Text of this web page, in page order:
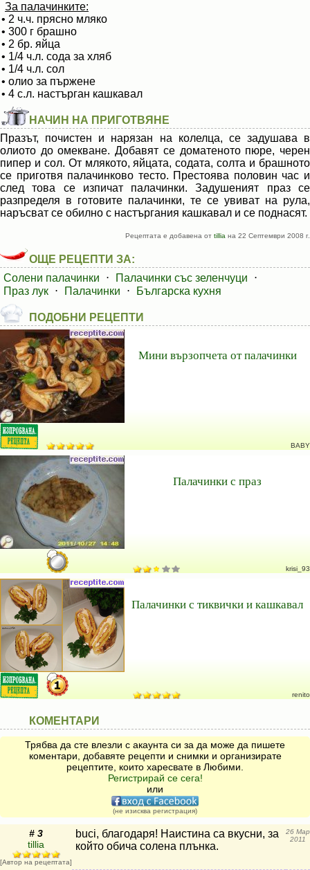
За палачинките:
• 2 ч.ч. прясно мляко
• 300 г брашно
• 2 бр. яйца
• 1/4 ч.л. сода за хляб
• 1/4 ч.л. сол
• олио за пържене
• 4 с.л. настърган кашкавал
НАЧИН НА ПРИГОТВЯНЕ
Празът, почистен и нарязан на колелца, се задушава в
олиото до омекване. Добавят се доматеното пюре, черен
пипер и сол. От млякото, яйцата, содата, солта и брашното
се приготвя палачинково тесто. Престоява половин час и
след това се изпичат палачинки. Задушеният праз се
разпределя в готовите палачинки, те се увиват на рула,
наръсват се обилно с настъргания кашкавал и се поднасят.
Рецептата е добавена от tillia на 22 Септември 2008 г.
ОЩЕ РЕЦЕПТИ ЗА:
Солени палачинки
⋅ Палачинки със зеленчуци
⋅
Праз лук ⋅ Палачинки ⋅ Българска кухня
ПОДОБНИ РЕЦЕПТИ
Мини вързопчета от палачинки
BABY
Палачинки с праз
krisi_93
Палачинки с тиквички и кашкавал
renito
КОМЕНТАРИ
Трябва да сте влезли с акаунта си за да може да пишете
коментари, добавяте рецепти и снимки и организирате
рецептите, които харесвате в Любими.
Регистрирай се сега!
или
(не изисква регистрация)
# 3
tillia
[Автор на рецептата]
buci, благодаря! Наистина са вкусни, за
който обича солена плънка.
26 Мар
2011